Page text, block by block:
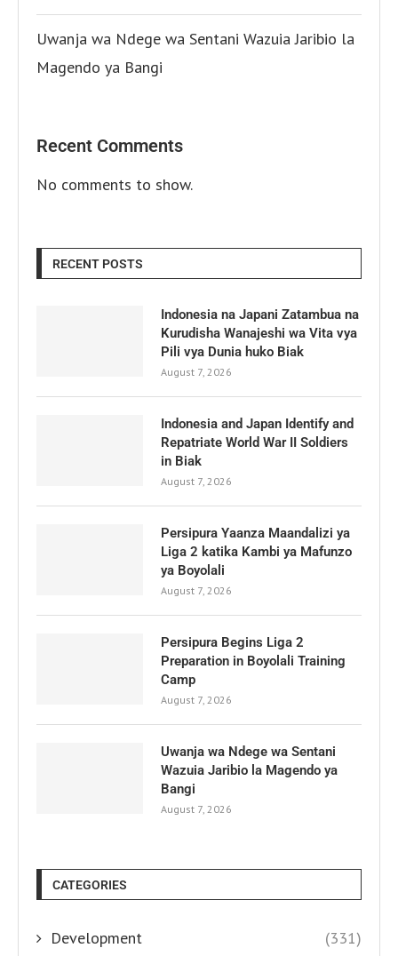
Uwanja wa Ndege wa Sentani Wazuia Jaribio la
Magendo ya Bangi
Recent Comments
No comments to show.
RECENT POSTS
Indonesia na Japani Zatambua na
Kurudisha Wanajeshi wa Vita vya
Pili vya Dunia huko Biak
August 7, 2026
Indonesia and Japan Identify and
Repatriate World War II Soldiers
in Biak
August 7, 2026
Persipura Yaanza Maandalizi ya
Liga 2 katika Kambi ya Mafunzo
ya Boyolali
August 7, 2026
Persipura Begins Liga 2
Preparation in Boyolali Training
Camp
August 7, 2026
Uwanja wa Ndege wa Sentani
Wazuia Jaribio la Magendo ya
Bangi
August 7, 2026
CATEGORIES
Development (331)